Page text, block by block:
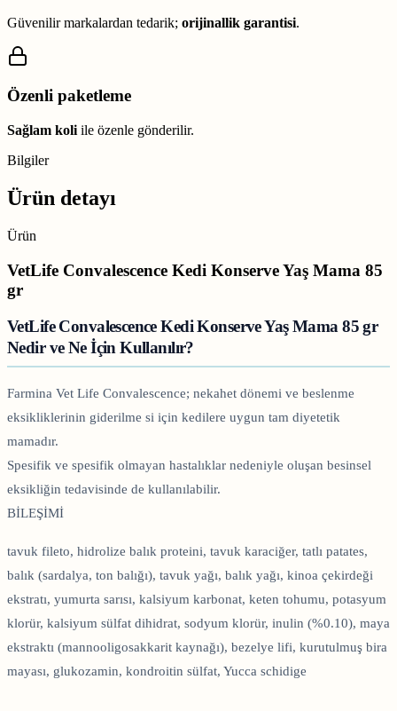
Güvenilir markalardan tedarik; orijinallik garantisi.
Özenli paketleme
Sağlam koli ile özenle gönderilir.
Bilgiler
Ürün detayı
Ürün
VetLife Convalescence Kedi Konserve Yaş Mama 85
gr
VetLife Convalescence Kedi Konserve Yaş Mama 85 gr
Nedir ve Ne İçin Kullanılır?
Farmina Vet Life Convalescence; nekahet dönemi ve beslenme
eksikliklerinin giderilme si için kedilere uygun tam diyetetik
mamadır.
Spesifik ve spesifik olmayan hastalıklar nedeniyle oluşan besinsel
eksikliğin tedavisinde de kullanılabilir.
BİLEŞİMİ
tavuk fileto, hidrolize balık proteini, tavuk karaciğer, tatlı patates,
balık (sardalya, ton balığı), tavuk yağı, balık yağı, kinoa çekirdeği
ekstratı, yumurta sarısı, kalsiyum karbonat, keten tohumu, potasyum
klorür, kalsiyum sülfat dihidrat, sodyum klorür, inulin (%0.10), maya
ekstraktı (mannooligosakkarit kaynağı), bezelye lifi, kurutulmuş bira
mayası, glukozamin, kondroitin sülfat, Yucca schidige